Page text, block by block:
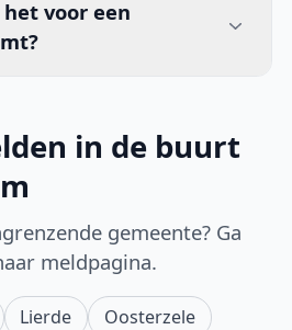
voor een
in de buurt
gemeente? Ga
meldpagina.
Lierde
Oosterzele